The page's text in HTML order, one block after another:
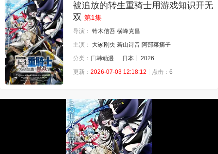
被追放的转生重骑士用游戏知识开无
双 第1集
导演： 铃木信吾 横峰克昌
主演：
大冢刚央 若山诗音 阿部菜摘子
分类： 日韩动漫 日本
2026
更新： 2026-07-03 12:18:12 点击： 6